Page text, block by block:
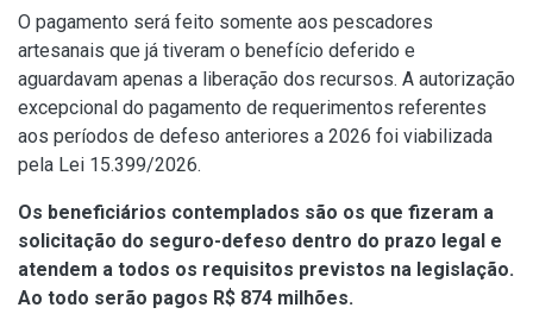
O pagamento será feito somente aos pescadores
artesanais que já tiveram o benefício deferido e
aguardavam apenas a liberação dos recursos. A autorização
excepcional do pagamento de requerimentos referentes
aos períodos de defeso anteriores a 2026 foi viabilizada
pela Lei 15.399/2026.
Os beneficiários contemplados são os que fizeram a
solicitação do seguro-defeso dentro do prazo legal e
atendem a todos os requisitos previstos na legislação.
Ao todo serão pagos R$ 874 milhões.